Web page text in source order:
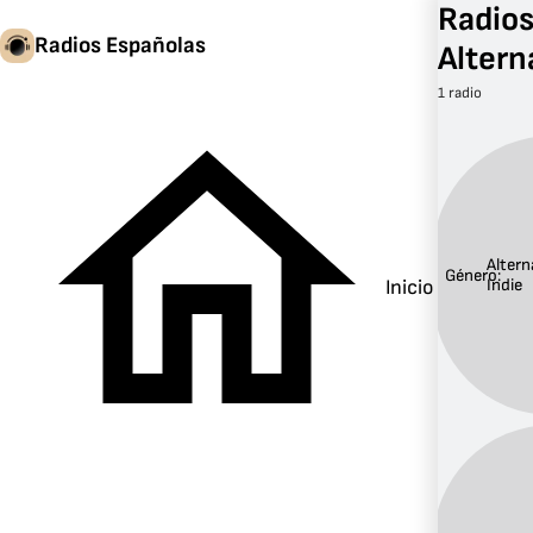
Radios Españolas
Inicio
1 radio
Género:Indie